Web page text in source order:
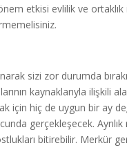
etkisi evlilik ve ortaklık
sizi zor durumda
kaynaklarıyla ilişkili
için hiç de uygun bir ay
gerçekleşecek.
bitirebilir. Merkür